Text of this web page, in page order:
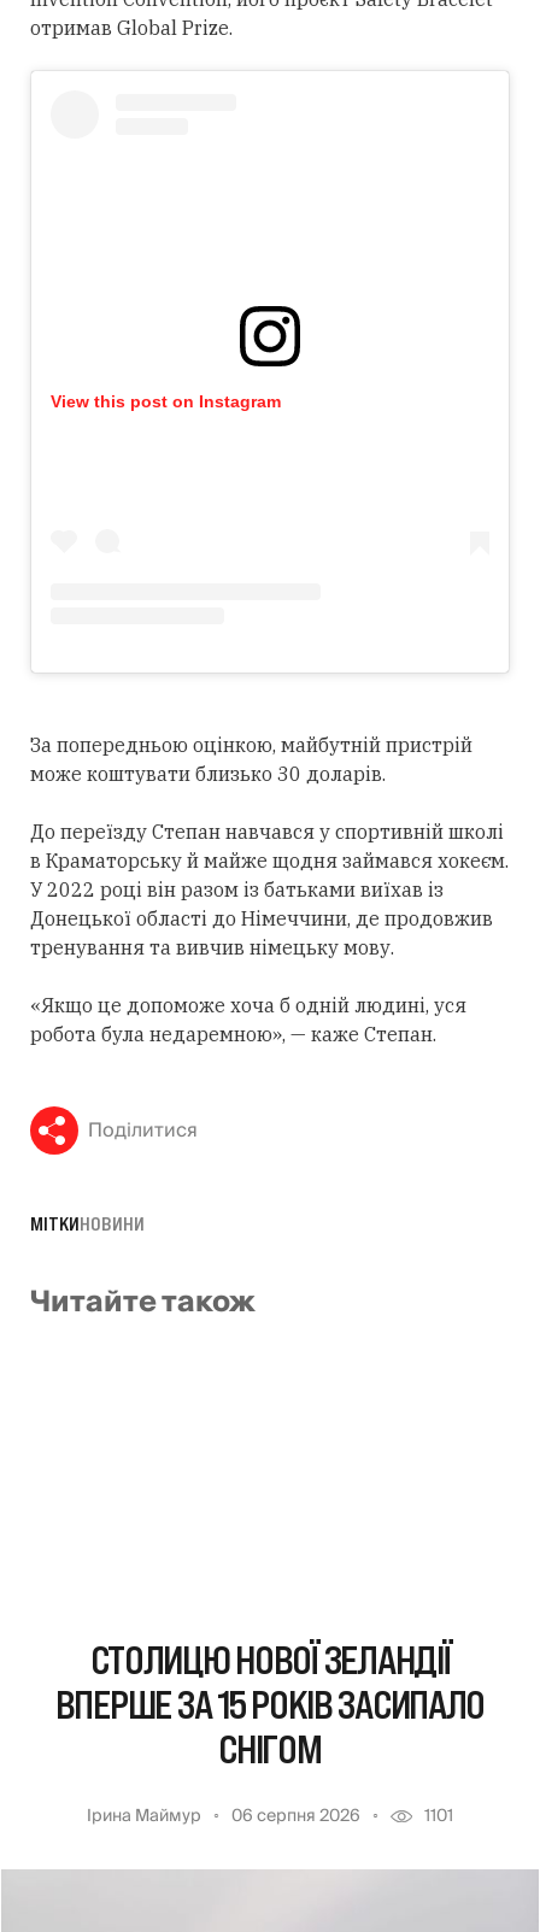
отримав Global Prize.
View this post on Instagram
За попередньою оцінкою, майбутній пристрій
може коштувати близько 30 доларів.
До переїзду Степан навчався у спортивній школі
в Краматорську й майже щодня займався хокеєм.
У 2022 році він разом із батьками виїхав із
Донецької області до Німеччини, де продовжив
тренування та вивчив німецьку мову.
«Якщо це допоможе хоча б одній людині, уся
робота була недаремною», — каже Степан.
Поділитися
МІТКИНОВИНИ
Читайте також
СТОЛИЦЮ НОВОЇ ЗЕЛАНДІЇ
ВПЕРШЕ ЗА 15 РОКІВ ЗАСИПАЛО
СНІГОМ
Ірина Маймур 06 серпня 2026 1101